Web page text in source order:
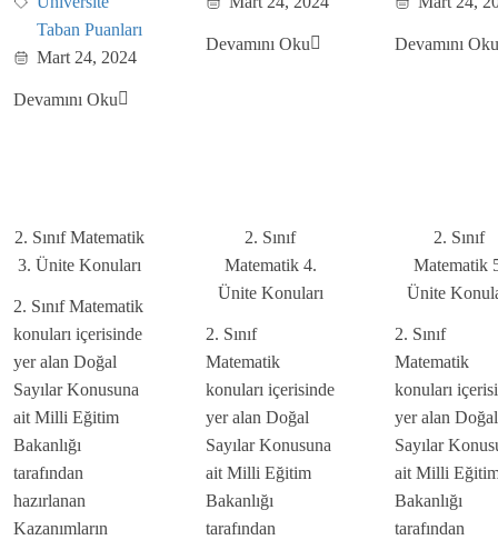
Taban Puanları
Mart 24, 2024
Devamını Oku
Devamını Oku Devamını Oku
2. Sınıf Matematik
3. Ünite Konuları
2. Sınıf Matematik
konuları içerisinde
yer alan Doğal
Sayılar Konusuna
ait Milli Eğitim
Bakanlığı
tarafından
hazırlanan
Kazanımların
2. Sınıf
Matematik 4.
Ünite Konuları
2. Sınıf
Matematik
konuları içerisinde
yer alan Doğal
Sayılar Konusuna
ait Milli Eğitim
Bakanlığı
tarafından
2. Sınıf
Matematik
Ünite
2. Sınıf
Matematik
konuları
yer alan Doğal
Sayılar
ait Milli
Bakanlığı
tarafından